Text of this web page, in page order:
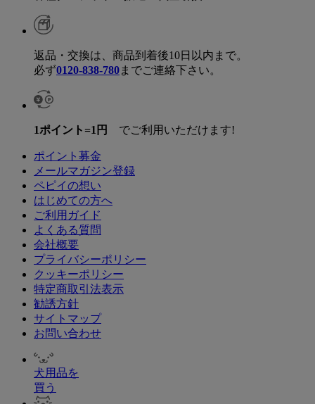
返品・交換は、商品到着後10日以内まで。
必ず0120-838-780までご連絡下さい。
1ポイント=1円 でご利用いただけます!
ポイント募金
メールマガジン登録
ペピイの想い
はじめての方へ
ご利用ガイド
よくある質問
会社概要
プライバシーポリシー
クッキーポリシー
特定商取引法表示
勧誘方針
サイトマップ
お問い合わせ
犬用品を
買う